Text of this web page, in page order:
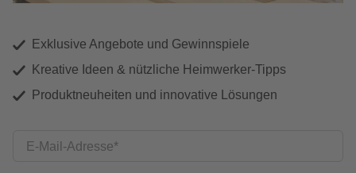
Exklusive Angebote und Gewinnspiele
Kreative Ideen & nützliche Heimwerker-Tipps
Produktneuheiten und innovative Lösungen
E-Mail-Adresse